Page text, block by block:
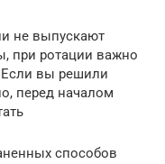
не выпускают
при ротации важно
вы решили
перед началом
способов